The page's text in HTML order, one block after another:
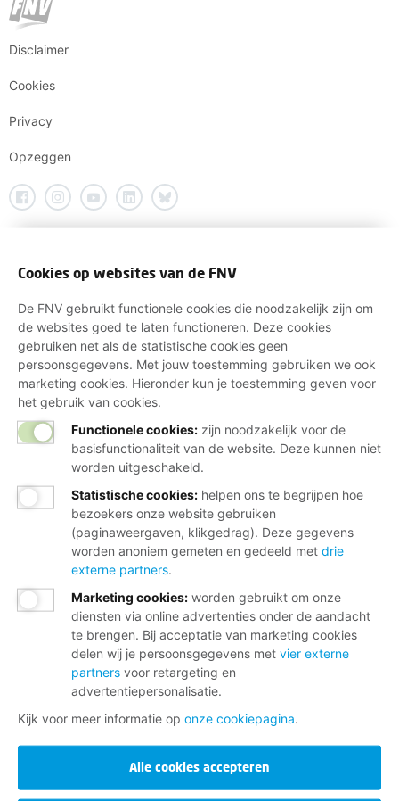
Disclaimer
Cookies
Privacy
Opzeggen
Cookies op websites van de FNV
De FNV gebruikt functionele cookies die noodzakelijk zijn om
de websites goed te laten functioneren. Deze cookies
gebruiken net als de statistische cookies geen
persoonsgegevens. Met jouw toestemming gebruiken we ook
marketing cookies. Hieronder kun je toestemming geven voor
het gebruik van cookies.
Functionele cookies: zijn noodzakelijk voor de
basisfunctionaliteit van de website. Deze kunnen niet
worden uitgeschakeld.
Statistische cookies: helpen ons te begrijpen hoe
bezoekers onze website gebruiken
(paginaweergaven, klikgedrag). Deze gegevens
worden anoniem gemeten en gedeeld met drie
externe partners.
Marketing cookies: worden gebruikt om onze
diensten via online advertenties onder de aandacht
te brengen. Bij acceptatie van marketing cookies
delen wij je persoonsgegevens met vier externe
partners voor retargeting en
advertentiepersonalisatie.
Kijk voor meer informatie op onze cookiepagina.
Alle cookies accepteren